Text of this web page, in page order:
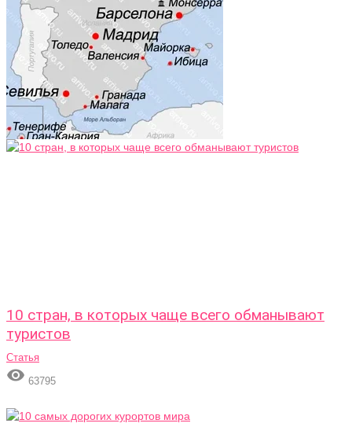
10 стран, в которых чаще всего обманывают
туристов
Статья
 63795